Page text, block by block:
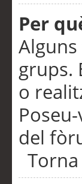
Per
grups.
o
del
Torna